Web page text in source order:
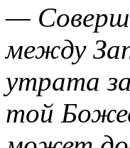
—
между
утрата
той